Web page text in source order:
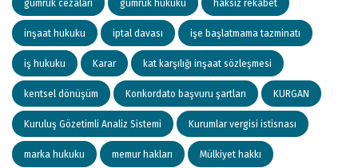
gümrük cezaları gümrük hukuku haksız rekabet
inşaat hukuku iptal davası işe başlatmama tazminatı
iş hukuku Karar kat karşılığı inşaat sözleşmesi
kentsel dönüşüm Konkordato başvuru şartları KURGAN
Kuruluş Gözetimli Analiz Sistemi Kurumlar vergisi istisnası
marka hukuku memur hakları Mülkiyet hakkı